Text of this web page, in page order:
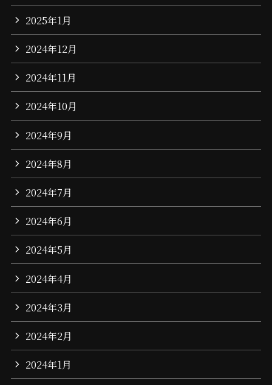
2025年1月
2024年12月
2024年11月
2024年10月
2024年9月
2024年8月
2024年7月
2024年6月
2024年5月
2024年4月
2024年3月
2024年2月
2024年1月